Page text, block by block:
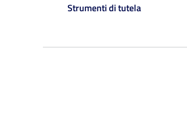
Strumenti di tutela